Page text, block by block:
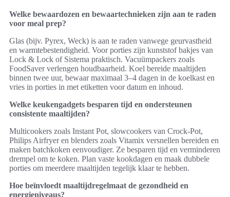
Welke bewaardozen en bewaartechnieken zijn aan te raden
voor meal prep?
Glas (bijv. Pyrex, Weck) is aan te raden vanwege geurvastheid
en warmtebestendigheid. Voor porties zijn kunststof bakjes van
Lock & Lock of Sistema praktisch. Vacuümpackers zoals
FoodSaver verlengen houdbaarheid. Koel bereide maaltijden
binnen twee uur, bewaar maximaal 3–4 dagen in de koelkast en
vries in porties in met etiketten voor datum en inhoud.
Welke keukengadgets besparen tijd en ondersteunen
consistente maaltijden?
Multicookers zoals Instant Pot, slowcookers van Crock-Pot,
Philips Airfryer en blenders zoals Vitamix versnellen bereiden en
maken batchkoken eenvoudiger. Ze besparen tijd en verminderen
drempel om te koken. Plan vaste kookdagen en maak dubbele
porties om meerdere maaltijden tegelijk klaar te hebben.
Hoe beïnvloedt maaltijdregelmaat de gezondheid en
energieniveaus?